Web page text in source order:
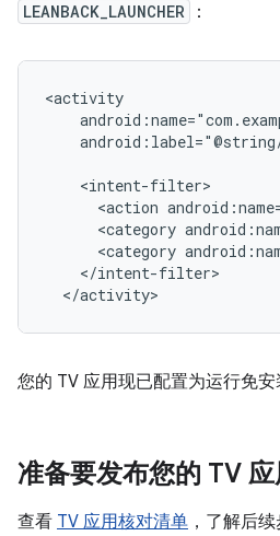
LEANBACK_LAUNCHER ：
android:label="@string/
<action
<category
<category
</activity>
您的 TV 应用现已配置为运行免安
准备要发布您的 TV 应
查看 TV 应用核对清单 ，了解后